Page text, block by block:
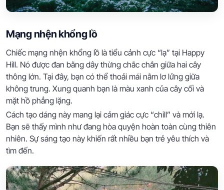
Mạng nhện khổng lồ
Chiếc mạng nhện khổng lồ là tiểu cảnh cực “lạ” tại Happy
Hill. Nó được đan bằng dây thừng chắc chắn giữa hai cây
thông lớn. Tại đây, bạn có thể thoải mái nằm lơ lửng giữa
không trung. Xung quanh bạn là màu xanh của cây cối và
mặt hồ phẳng lặng.
Cách tạo dáng này mang lại cảm giác cực “chill” và mới lạ.
Bạn sẽ thấy mình như đang hòa quyện hoàn toàn cùng thiên
nhiên. Sự sáng tạo này khiến rất nhiều bạn trẻ yêu thích và
tìm đến.